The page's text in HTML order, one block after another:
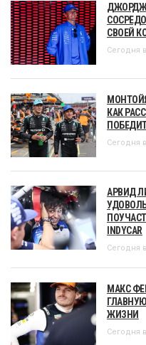
ДЖОРДЖ
СВОЕЙ
Сегодня
КАК
Сегодня
АРВИД
INDYCAR
Сегодня
МАКС
ЖИЗНИ
Сегодня